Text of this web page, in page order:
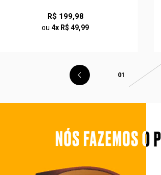
R$ 199,98
ou4x R$ 49,99
01